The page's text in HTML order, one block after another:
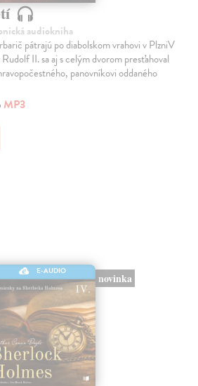
audiokniha
pátrajú po diabolskom vrahovi v PlzniV
II. sa aj s celým dvorom presťahoval
panovníkovi oddaného
MP3
E-AUDIO
novinka